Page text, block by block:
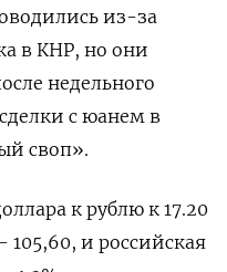
из-за
в КНР, но они
недельного
с юанем в
своп».
к рублю к 17.20
105,60, и российская